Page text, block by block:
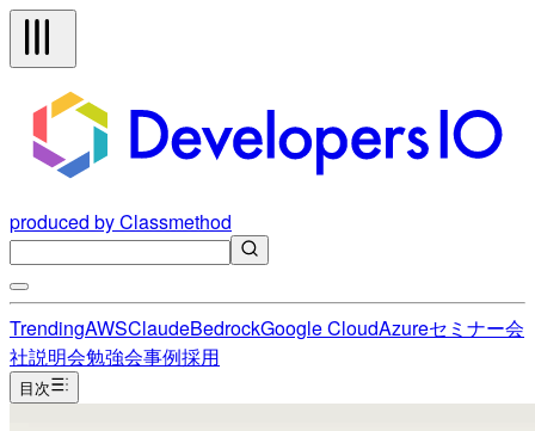
produced by Classmethod
TrendingAWSClaudeBedrockGoogle CloudAzureセミナー会
社説明会勉強会事例採用
目次